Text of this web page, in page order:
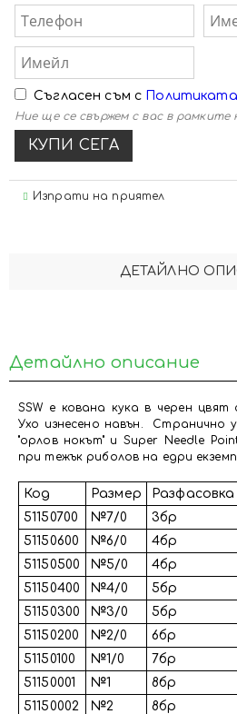
Съгласен съм с Политиката
Ние ще се свържем с вас в рамките
Изпрати на приятел
ДЕТАЙЛНО
Детайлно описание
SSW е кована кука в черен
Ухо изнесено навън. Странично
"орлов нокът" и Super Needle
при тежък риболов на едри
Код Размер
Разфасовка
51150700
№7/0
3бр
51150600
№6/0
4бр
51150500
№5/0
4бр
51150400
№4/0
5бр
51150300
№3/0
5бр
51150200
№2/0
6бр
51150100
№1/0
7бр
51150001
№1
8бр
51150002
№2
8бр